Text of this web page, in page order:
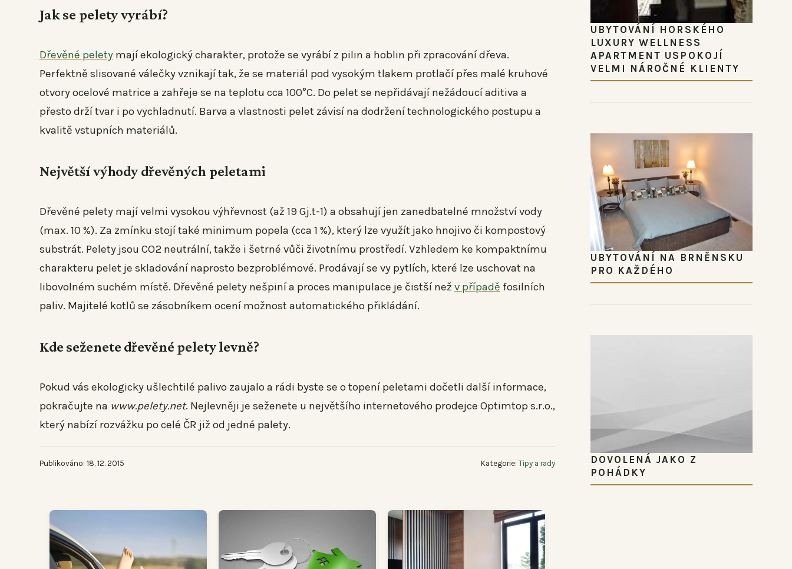
Jak se pelety vyrábí?
Dřevěné pelety mají ekologický charakter, protože se vyrábí z pilin a hoblin při zpracování dřeva.
Perfektně slisované válečky vznikají tak, že se materiál pod vysokým tlakem protlačí přes malé kruhové
otvory ocelové matrice a zahřeje se na teplotu cca 100°C. Do pelet se nepřidávají nežádoucí aditiva a
přesto drží tvar i po vychladnutí. Barva a vlastnosti pelet závisí na dodržení technologického postupu a
kvalitě vstupních materiálů.
Největší výhody dřevěných peletami
Dřevěné pelety mají velmi vysokou výhřevnost (až 19 Gj.t-1) a obsahují jen zanedbatelné množství vody
(max. 10 %). Za zmínku stojí také minimum popela (cca 1 %), který lze využít jako hnojivo či kompostový
substrát. Pelety jsou CO2 neutrální, takže i šetrné vůči životnímu prostředí. Vzhledem ke kompaktnímu
charakteru pelet je skladování naprosto bezproblémové. Prodávají se vy pytlích, které lze uschovat na
libovolném suchém místě. Dřevěné pelety nešpiní a proces manipulace je čistší než v případě fosilních
paliv. Majitelé kotlů se zásobníkem ocení možnost automatického přikládání.
Kde seženete dřevěné pelety levně?
Pokud vás ekologicky ušlechtilé palivo zaujalo a rádi byste se o topení peletami dočetli další informace,
pokračujte na www.pelety.net. Nejlevněji je seženete u největšího internetového prodejce Optimtop s.r.o.,
který nabízí rozvážku po celé ČR již od jedné palety.
Publikováno: 18. 12. 2015 Kategorie: Tipy a rady
UBYTOVÁNÍ HORSKÉHO
LUXURY WELLNESS
APARTMENT USPOKOJÍ
VELMI NÁROČNÉ KLIENTY
UBYTOVÁNÍ NA BRNĚNSKU
PRO KAŽDÉHO
DOVOLENÁ JAKO Z
POHÁDKY